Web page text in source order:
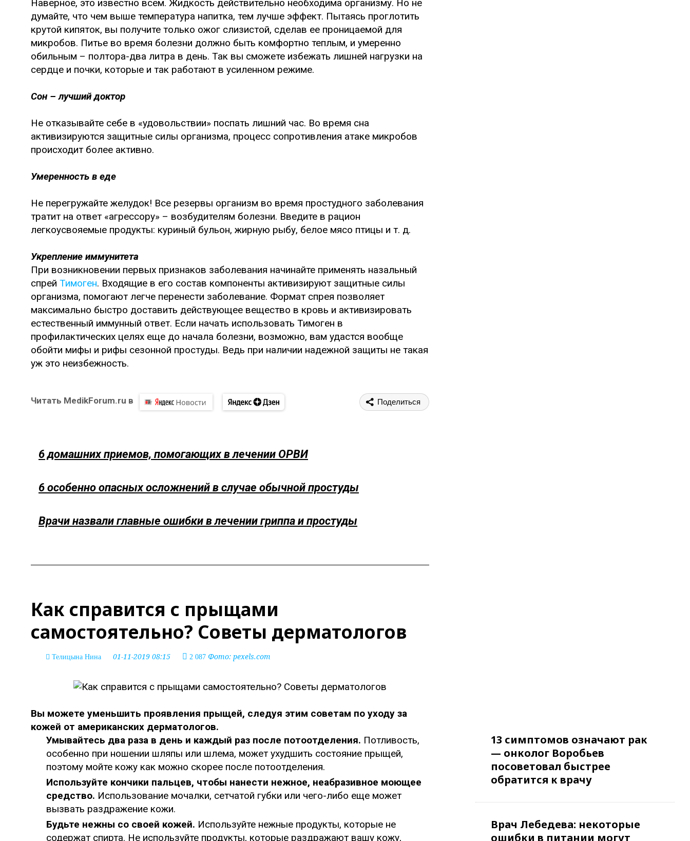
Наверное, это известно всем. Жидкость действительно необходима организму. Но не
думайте, что чем выше температура напитка, тем лучше эффект. Пытаясь проглотить
крутой кипяток, вы получите только ожог слизистой, сделав ее проницаемой для
микробов. Питье во время болезни должно быть комфортно теплым, и умеренно
обильным – полтора-два литра в день. Так вы сможете избежать лишней нагрузки на
сердце и почки, которые и так работают в усиленном режиме.
Сон – лучший доктор
Не отказывайте себе в «удовольствии» поспать лишний час. Во время сна
активизируются защитные силы организма, процесс сопротивления атаке микробов
происходит более активно.
Умеренность в еде
Не перегружайте желудок! Все резервы организм во время простудного заболевания
тратит на ответ «агрессору» – возбудителям болезни. Введите в рацион
легкоусвояемые продукты: куриный бульон, жирную рыбу, белое мясо птицы и т. д.
Укрепление иммунитета
При возникновении первых признаков заболевания начинайте применять назальный
спрей Тимоген. Входящие в его состав компоненты активизируют защитные силы
организма, помогают легче перенести заболевание. Формат спрея позволяет
максимально быстро доставить действующее вещество в кровь и активизировать
естественный иммунный ответ. Если начать использовать Тимоген в
профилактических целях еще до начала болезни, возможно, вам удастся вообще
обойти мифы и рифы сезонной простуды. Ведь при наличии надежной защиты не такая
уж это неизбежность.
Читать MedikForum.ru в Поделиться
6 домашних приемов, помогающих в лечении ОРВИ
6 особенно опасных осложнений в случае обычной простуды
Врачи назвали главные ошибки в лечении гриппа и простуды
Как справится с прыщами
самостоятельно? Советы дерматологов
Телицына Нина 01-11-2019 08:15 2 087 Фото: pexels.com
Вы можете уменьшить проявления прыщей, следуя этим советам по уходу за
кожей от американских дерматологов.
Умывайтесь два раза в день и каждый раз после потоотделения. Потливость,
особенно при ношении шляпы или шлема, может ухудшить состояние прыщей,
поэтому мойте кожу как можно скорее после потоотделения.
Используйте кончики пальцев, чтобы нанести нежное, неабразивное моющее
средство. Использование мочалки, сетчатой губки или чего-либо еще может
вызвать раздражение кожи.
Будьте нежны со своей кожей. Используйте нежные продукты, которые не
содержат спирта. Не используйте продукты, которые раздражают вашу кожу,
13 симптомов означают рак
— онколог Воробьев
посоветовал быстрее
обратится к врачу
Врач Лебедева: некоторые
ошибки в питании могут